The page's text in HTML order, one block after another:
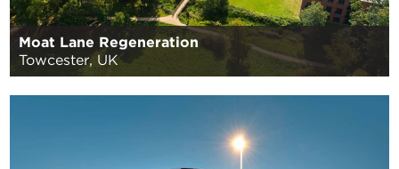
Moat Lane Regeneration
Towcester, UK